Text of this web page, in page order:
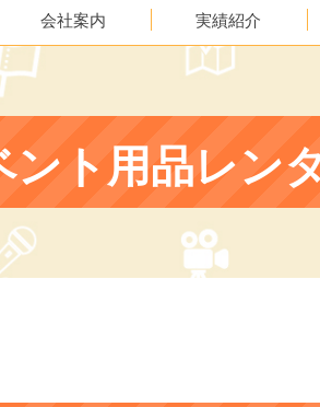
会社案内 実績紹介
イベント実績
ント用品レン